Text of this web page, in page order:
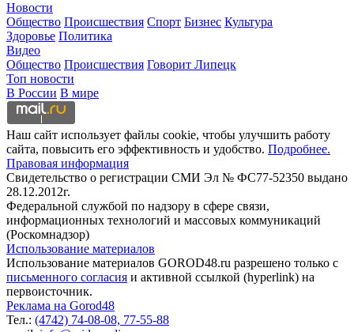
Новости
Общество Происшествия Спорт Бизнес Культура
Здоровье Политика
Видео
Общество Происшествия Говорит Липецк
Топ новости
В России В мире
Наш сайт использует файлы cookie, чтобы улучшить работу
сайта, повысить его эффективность и удобство. Подробнее.
Правовая информация
Свидетельство о регистрации СМИ Эл № ФС77-52350 выдано
28.12.2012г.
Федеральной службой по надзору в сфере связи,
информационных технологий и массовых коммуникаций
(Роскомнадзор)
Использование материалов
Использование материалов GOROD48.ru разрешено только с
письменного согласия и активной ссылкой (hyperlink) на
первоисточник.
Реклама на Gorod48
Тел.: (4742) 74-08-08, 77-55-88